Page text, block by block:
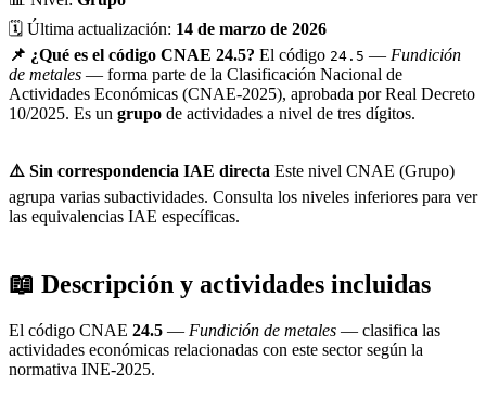
🗓️ Última actualización: 14 de marzo de 2026
📌 ¿Qué es el código CNAE 24.5? El código 24.5 — Fundición
de metales — forma parte de la Clasificación Nacional de
Actividades Económicas (CNAE-2025), aprobada por Real Decreto
10/2025. Es un grupo de actividades a nivel de tres dígitos.
⚠️ Sin correspondencia IAE directa Este nivel CNAE (Grupo)
agrupa varias subactividades. Consulta los niveles inferiores para ver
las equivalencias IAE específicas.
📖 Descripción y actividades incluidas
El código CNAE 24.5 — Fundición de metales — clasifica las
actividades económicas relacionadas con este sector según la
normativa INE-2025.